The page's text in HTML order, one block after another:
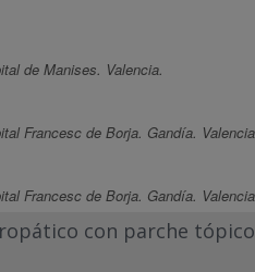
de Manises. Valencia.
Francesc de Borja. Gandía.
Francesc de Borja. Gandía.
con parche